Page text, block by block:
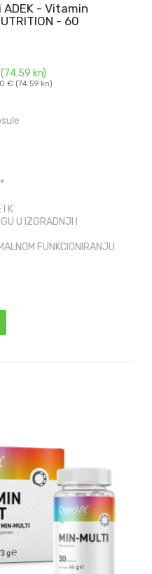
ADEK - Vitamin
- 60
(74.59 kn)
€ (74.59 kn)
I K
U IZGRADNJI I
FUNKCIONIRANJU